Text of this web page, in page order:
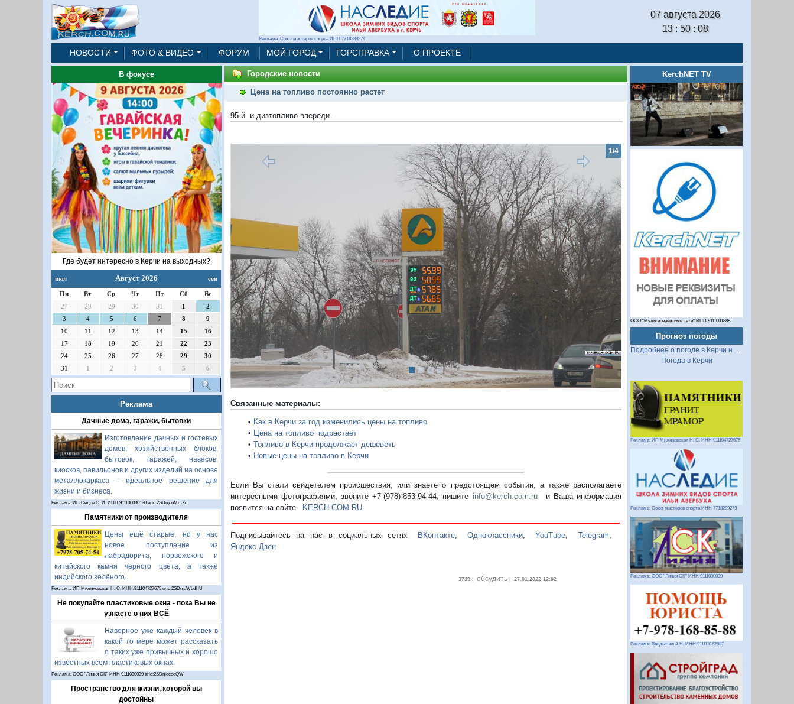
Реклама: Союз мастеров спорта ИНН 7718289279
07 августа 2026
13 : 50 : 09
НОВОСТИ ФОТО & ВИДЕО ФОРУМ МОЙ ГОРОД ГОРСПРАВКА О ПРОЕКТЕ
В фокусе
Где будет интересно в Керчи на выходных?
июл Август 2026 сен
Пн Вт Ср Чт Пт Сб
Вс
27
28 29 30 31 1
2
3
4 5 6 7 8
9
10
11 12 13 14 15
16
17
18 19 20 21 22
23
24
25 26 27 28 29
30
31
1 2 3 4 5 6
Реклама
Дачные дома, гаражи, бытовки
Изготовление дачных и гостевых
домов, хозяйственных блоков,
бытовок, гаражей, навесов,
киосков, павильонов и других изделий на основе
металлокаркаса – идеальное решение для
жизни и бизнеса.
Реклама: ИП Седов О. И. ИНН 911100036130 erid:2SDnjcoMmXq
Памятники от производителя
Цены ещё старые, но у нас
новое поступление из
лабрадорита, норвежского и
китайского камня черного цвета, а также
индийского зелёного.
Реклама: ИП Миляновская Н. С. ИНН:911104727675 erid:2SDnjeWbdHU
Не покупайте пластиковые окна - пока Вы не
узнаете о них ВСЁ
Наверное уже каждый человек в
какой то мере может рассказать
о таких уже привычных и хорошо
известных всем пластиковых окнах.
Реклама: ООО "Линия СК" ИНН 9111030039 erid:2SDnjccooQW
Пространство для жизни, которой вы
достойны
Городские новости
Цена на топливо постоянно растет
95-й и дизтопливо впереди.
2/4
Предыдущий Следующий
Связанные материалы:
• Как в Керчи за год изменились цены на топливо
• Цена на топливо подрастает
• Топливо в Керчи продолжает дешеветь
• Новые цены на топливо в Керчи
Если Вы стали свидетелем происшествия, или знаете о предстоящем событии, а также располагаете
интересными фотографиями, звоните +7-(978)-853-94-44, пишите info@kerch.com.ru и Ваша информация
появится на сайте KERCH.COM.RU.
Подписывайтесь на нас в социальных сетях ВКонтакте Одноклассники ,YouTube ,Telegram
Яндекс.Дзен
3739| обсудить| 27.01.2022 12:02
KerchNET TV
ООО "Мультисервисные сети" ИНН 9111001888
Прогноз погоды
Подробнее о погоде в Керчи на 2 недели
Погода в Керчи
Реклама: ИП Миляновская Н. С. ИНН 911104727675
Реклама: Союз мастеров спорта ИНН 7718289279
Реклама: ООО "Линия СК" ИНН 9111030039
Реклама: Вандышев А.Н. ИНН 911113162887